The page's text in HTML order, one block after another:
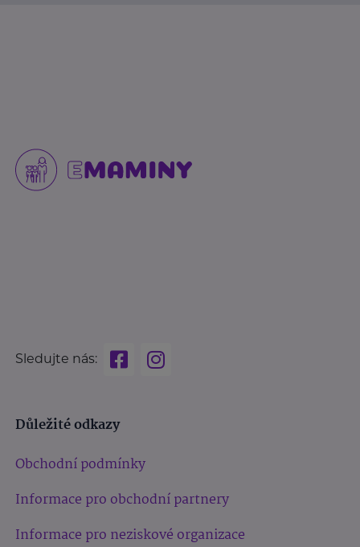
Sledujte nás:
Důležité odkazy
Obchodní podmínky
Informace pro obchodní partnery
Informace pro neziskové organizace